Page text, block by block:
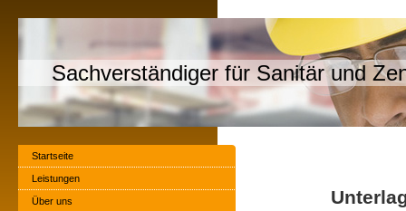
Sachverständiger für Sanitär und
Startseite
Leistungen
Über uns